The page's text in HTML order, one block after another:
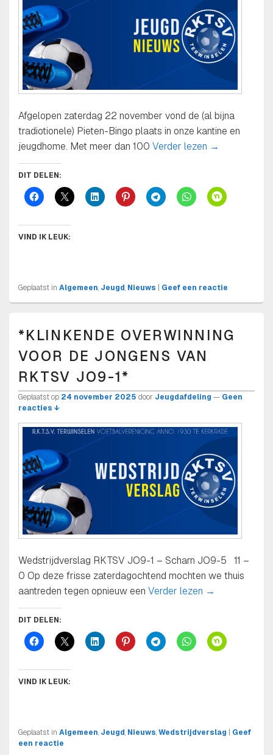
Afgelopen zaterdag 22 november vond de (al bijna
tradiotionele) Pieten-Bingo plaats in onze kantine en
jeugdhome. Met meer dan 100 Verder lezen Schitterende
→
DIT DELEN:
VIND IK LEUK:
Geplaatst in Algemeen, Jeugd, Nieuws Geef een reactie
*KLINKENDE OVERWINNING
VOOR DE JONGENS VAN
RKTSV JO9-1*
Geplaatst op 24 november 2025 door Jeugdafdeling — Geen
reacties ↓
Wedstrijdverslag RKTSV JO9-1 – Scharn JO9-5 11 –
0 Op deze frisse zaterdagochtend mochten we thuis
aantreden tegen opnieuw een Verder lezen *Klinkende
→
DIT DELEN:
VIND IK LEUK:
Geplaatst in Algemeen, Jeugd, Nieuws,Wedstrijdverslag
Geef
een reactie